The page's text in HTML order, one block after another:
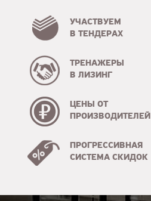
УЧАСТВУЕМ
В ТЕНДЕРАХ
ТРЕНАЖЕРЫ
В ЛИЗИНГ
ЦЕНЫ ОТ
ПРОИЗВОДИТЕЛЕЙ
ПРОГРЕССИВНАЯ
СИСТЕМА СКИДОК